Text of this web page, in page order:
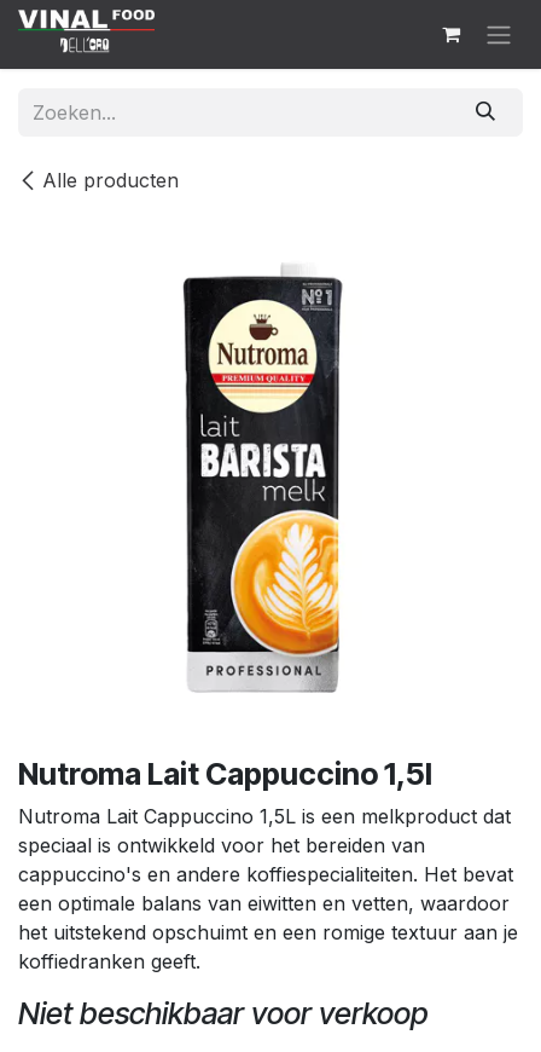
Overslaan naar inhoud
Alle producten
Nutroma Lait Cappuccino 1,5l
Nutroma Lait Cappuccino 1,5L is een melkproduct dat
speciaal is ontwikkeld voor het bereiden van
cappuccino's en andere koffiespecialiteiten. Het bevat
een optimale balans van eiwitten en vetten, waardoor
het uitstekend opschuimt en een romige textuur aan je
koffiedranken geeft.
Niet beschikbaar voor verkoop